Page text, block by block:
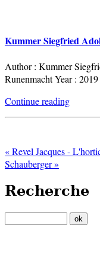
Kummer Siegfried
Author : Kummer
Runenmacht Year :
Continue reading
« Revel Jacques -
Schauberger »
Recherche